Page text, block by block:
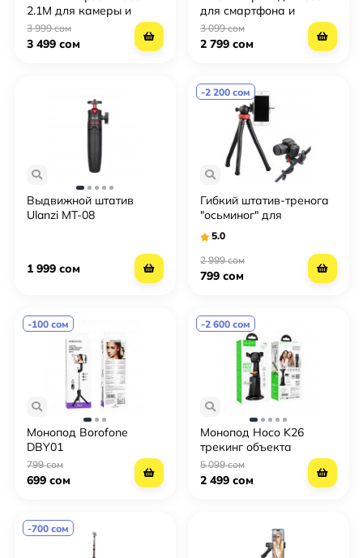
2.1М для камеры и
смартфона с пультом
дистанционного
3 999 сом
3 499 сом
для смартфона и
камеры (180 см,
Bluetooth-пульт, 3D-
3 099 сом
2 799 сом
Выдвижной штатив
Ulanzi MT-08
1 999 сом
-2 200 сом
Гибкий штатив-тренога
"осьминог" для
цифровой камеры и
смартфона
5.0
2 999 сом
799 сом
-100 сом
Монопод Borofone
DBY01
799 сом
699 сом
-2 600 сом
Монопод Hoco K26
трекинг объекта
5 099 сом
2 499 сом
-700 сом